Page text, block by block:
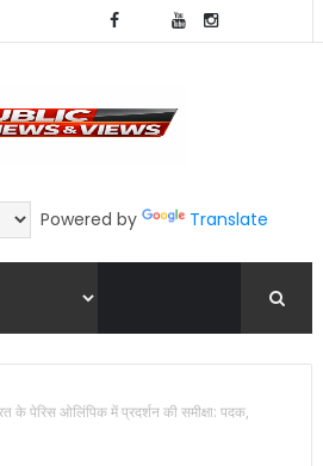
Powered by Translate
के पेरिस ओलिंपिक में प्रदर्शन की समीक्षा: पदक,